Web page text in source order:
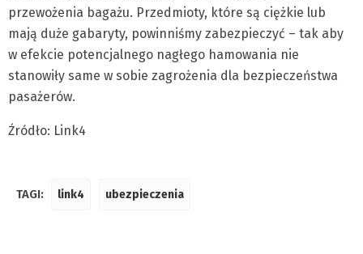
przewożenia bagażu. Przedmioty, które są ciężkie lub
mają duże gabaryty, powinniśmy zabezpieczyć – tak aby
w efekcie potencjalnego nagłego hamowania nie
stanowiły same w sobie zagrożenia dla bezpieczeństwa
pasażerów.
Źródło: Link4
TAGI: link4 ubezpieczenia